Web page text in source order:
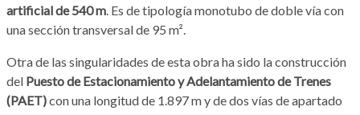
artificial de 540 m. Es de tipología monotubo de doble vía con
una sección transversal de 95 m².
Otra de las singularidades de esta obra ha sido la construcción
del Puesto de Estacionamiento y Adelantamiento de Trenes
(PAET)con una longitud de 1.897 m y de dos vías de apartado